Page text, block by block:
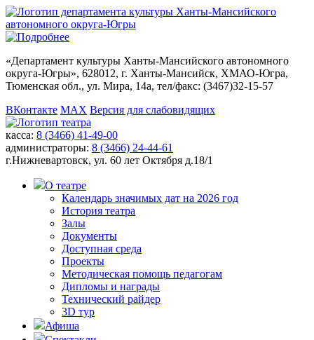
«Департамент культуры Ханты-Мансийского автономного
округа-Югры», 628012, г. Ханты-Мансийск, ХМАО-Югра,
Тюменская обл., ул. Мира, 14а, тел/факс: (3467)32-15-57
ВКонтакте MAX Версия для слабовидящих
касса: 8 (3466) 41-49-00
администраторы: 8 (3466) 24-44-61
г.Нижневартовск, ул. 60 лет Октября д.18/1
О театре
Календарь значимых дат на 2026 год
История театра
Залы
Документы
Доступная среда
Проекты
Методическая помощь педагогам
Дипломы и награды
Технический райдер
3D тур
Афиша